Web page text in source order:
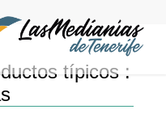
típicos :